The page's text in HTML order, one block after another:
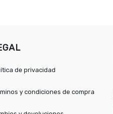
de privacidad
y condiciones de compra